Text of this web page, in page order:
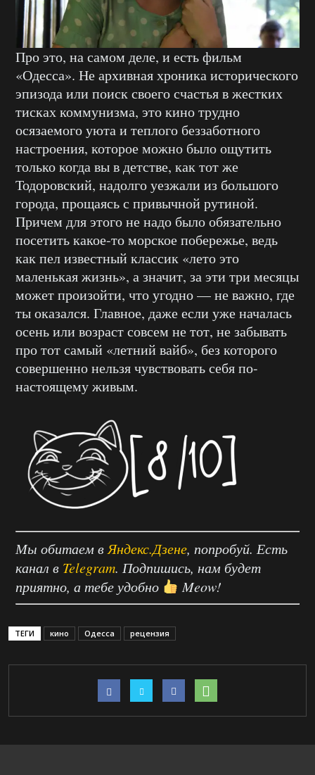
Про это, на самом деле, и есть фильм
«Одесса». Не архивная хроника исторического
эпизода или поиск своего счастья в жестких
тисках коммунизма, это кино трудно
осязаемого уюта и теплого беззаботного
настроения, которое можно было ощутить
только когда вы в детстве, как тот же
Тодоровский, надолго уезжали из большого
города, прощаясь с привычной рутиной.
Причем для этого не надо было обязательно
посетить какое-то морское побережье, ведь
как пел известный классик «лето это
маленькая жизнь», а значит, за эти три месяцы
может произойти, что угодно — не важно, где
ты оказался. Главное, даже если уже началась
осень или возраст совсем не тот, не забывать
про тот самый «летний вайб», без которого
совершенно нельзя чувствовать себя по-
настоящему живым.
Мы обитаем в Яндекс.Дзене, попробуй. Есть
канал в Telegram. Подпишись, нам будет
приятно, а тебе удобно
Meow!
ТЕГИ кино Одесса рецензия